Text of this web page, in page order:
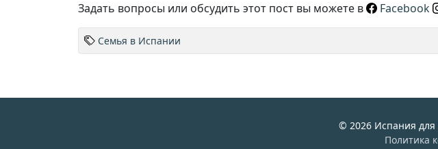
Задать вопросы или обсудить этот пост вы можете в Facebook
Семья в Испании
© 2026 Испания
Политика